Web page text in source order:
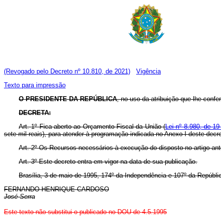
(Revogado pelo Decreto nº 10.810, de 2021)
Vigência
Texto para impressão
O PRESIDENTE DA REPÚBLICA, no uso da atribuição que lhe
DECRETA:
Art. 1º Fica aberto ao Orçamento Fiscal da União (Lei nº 8.980, de
sete mil reais), para atender à programação indicada no Anexo I deste
Art. 2º Os Recursos necessários à execução do disposto no artigo
Art. 3º Este decreto entra em vigor na data de sua publicação.
Brasília, 3 de maio de 1995, 174º da Independência e 107º da
FERNANDO HENRIQUE CARDOSO
José Serra
Este texto não substitui o publicado no DOU de 4.5.1995